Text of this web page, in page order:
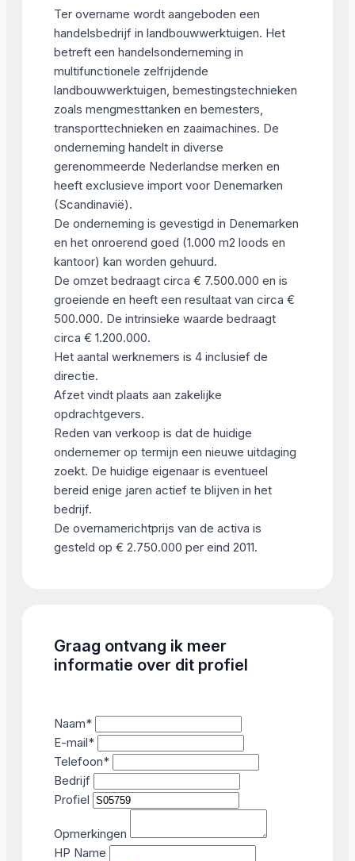
Ter overname wordt aangeboden een
handelsbedrijf in landbouwwerktuigen. Het
betreft een handelsonderneming in
multifunctionele zelfrijdende
landbouwwerktuigen, bemestingstechnieken
zoals mengmesttanken en bemesters,
transporttechnieken en zaaimachines. De
onderneming handelt in diverse
gerenommeerde Nederlandse merken en
heeft exclusieve import voor Denemarken
(Scandinavië).
De onderneming is gevestigd in Denemarken
en het onroerend goed (1.000 m2 loods en
kantoor) kan worden gehuurd.
De omzet bedraagt circa € 7.500.000 en is
groeiende en heeft een resultaat van circa €
500.000. De intrinsieke waarde bedraagt
circa € 1.200.000.
Het aantal werknemers is 4 inclusief de
directie.
Afzet vindt plaats aan zakelijke
opdrachtgevers.
Reden van verkoop is dat de huidige
ondernemer op termijn een nieuwe uitdaging
zoekt. De huidige eigenaar is eventueel
bereid enige jaren actief te blijven in het
bedrijf.
De overnamerichtprijs van de activa is
gesteld op € 2.750.000 per eind 2011.
Graag ontvang ik meer
informatie over dit profiel
Naam*
E-mail*
Telefoon*
Bedrijf
Profiel
Opmerkingen
HP Name